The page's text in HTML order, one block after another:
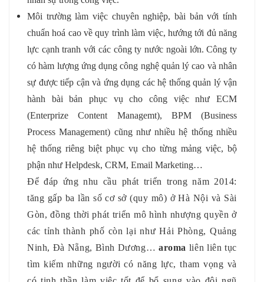
Môi trường làm việc chuyên nghiệp, bài bản với tính
chuẩn hoá cao về quy trình làm việc, hướng tới đủ năng
lực cạnh tranh với các công ty nước ngoài lớn. Công ty
có hàm lượng ứng dụng công nghệ quản lý cao và nhân
sự được tiếp cận và ứng dụng các hệ thống quản lý vận
hành bài bản phục vụ cho công việc như ECM
(Enterprize Content Managemt), BPM (Business
Process Management) cũng như nhiều hệ thống nhiều
hệ thống riêng biệt phục vụ cho từng mảng việc, bộ
phận như Helpdesk, CRM, Email Marketing…
Để đáp ứng nhu cầu phát triển trong năm 2014:
tăng gấp ba lần số cơ sở (quy mô) ở Hà Nội và Sài
Gòn, đồng thời phát triển mô hình nhượng quyền ở
các tỉnh thành phố còn lại như Hải Phòng, Quảng
Ninh, Đà Nẵng, Bình Dương…aroma liên liên tục
tìm kiếm những người có năng lực, tham vọng và